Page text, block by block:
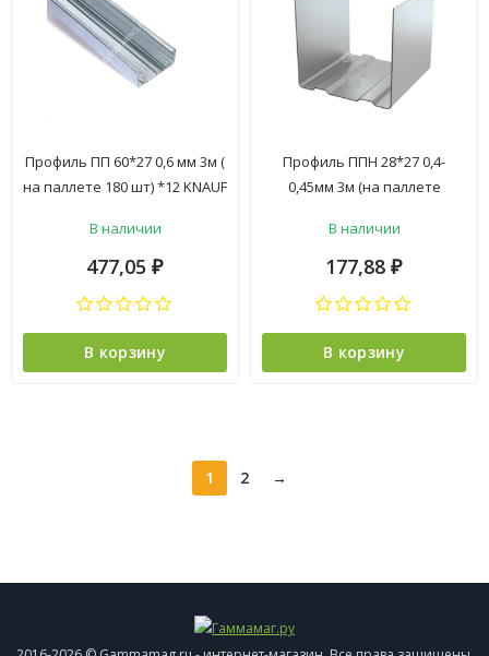
Профиль ПП 60*27 0,6 мм 3м (
на паллете 180 шт) *12 KNAUF
В наличии
477,05 ₽
В корзину
Профиль ППН 28*27 0,4-
0,45мм 3м (на паллете
В наличии
177,88 ₽
В корзину
1 2 →